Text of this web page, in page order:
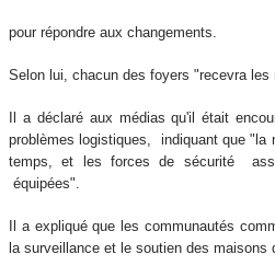
pour répondre aux changements.
Selon lui, chacun des foyers "recevra
Il a déclaré aux médias qu'il était
problèmes logistiques, indiquant que
temps, et les forces de sécurité
équipées".
Il a expliqué que les communautés
la surveillance et le soutien des maisons